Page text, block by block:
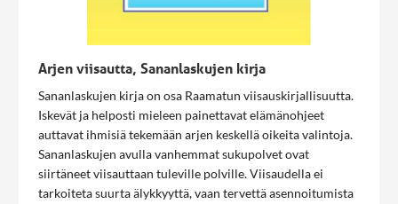
Arjen viisautta, Sananlaskujen kirja
Sananlaskujen kirja on osa Raamatun viisauskirjallisuutta.
Iskevät ja helposti mieleen painettavat elämänohjeet
auttavat ihmisiä tekemään arjen keskellä oikeita valintoja.
Sananlaskujen avulla vanhemmat sukupolvet ovat
siirtäneet viisauttaan tuleville polville. Viisaudella ei
tarkoiteta suurta älykkyyttä, vaan tervettä asennoitumista